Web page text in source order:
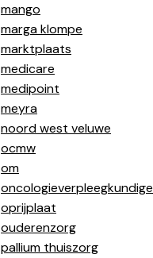
mango
marga klompe
marktplaats
medicare
medipoint
meyra
noord west veluwe
ocmw
om
oncologieverpleegkundige
oprijplaat
ouderenzorg
pallium thuiszorg